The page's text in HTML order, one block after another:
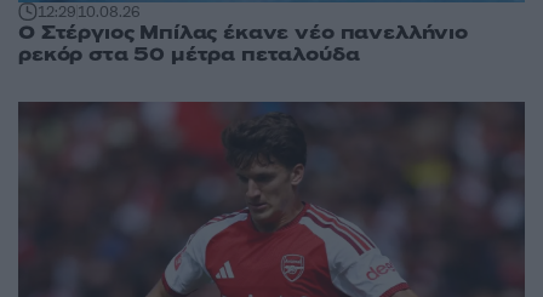
12:2910.08.26
Ο Στέργιος Μπίλας έκανε νέο πανελλήνιο
ρεκόρ στα 50 μέτρα πεταλούδα